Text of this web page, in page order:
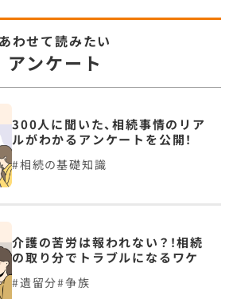
あわせて読みたい
アンケート
300人に聞いた、相続事情のリア
ルがわかるアンケートを公開！
相続の基礎知識
介護の苦労は報われない？！相続
の取り分でトラブルになるワケ
遺留分 争族